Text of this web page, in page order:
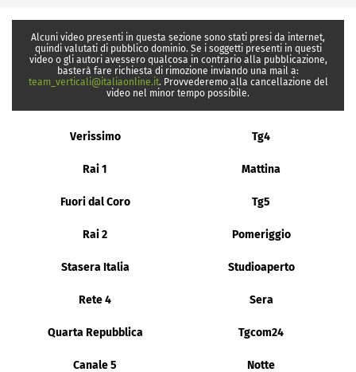
Alcuni video presenti in questa sezione sono stati presi da internet,
quindi valutati di pubblico dominio. Se i soggetti presenti in questi
video o gli autori avessero qualcosa in contrario alla pubblicazione,
basterà fare richiesta di rimozione inviando una mail a:
team_verticali@italiaonline.it. Provvederemo alla cancellazione del
video nel minor tempo possibile.
Verissimo Tg4
Rai 1 Mattina
Fuori dal Coro Tg5
Rai 2 Pomeriggio
Stasera Italia Studioaperto
Rete 4 Sera
Quarta Repubblica Tgcom24
Canale 5 Notte